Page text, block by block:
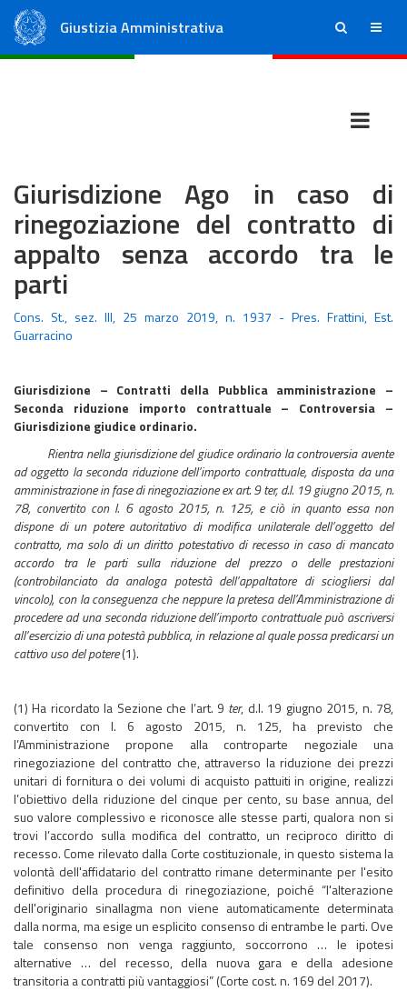
Giustizia Amministrativa ricerca menu
Giurisdizione Ago in caso di
rinegoziazione del contratto di
appalto senza accordo tra le
parti
Cons. St., sez. III, 25 marzo 2019, n. 1937 - Pres. Frattini, Est.
Guarracino
Giurisdizione – Contratti della Pubblica amministrazione –
Seconda riduzione importo contrattuale – Controversia –
Giurisdizione giudice ordinario.
Rientra nella giurisdizione del giudice ordinario la controversia avente
ad oggetto la seconda riduzione dell’importo contrattuale, disposta da una
amministrazione in fase di rinegoziazione ex art. 9 ter, d.l. 19 giugno 2015, n.
78, convertito con l. 6 agosto 2015, n. 125, e ciò in quanto essa non
dispone di un potere autoritativo di modifica unilaterale dell’oggetto del
contratto, ma solo di un diritto potestativo di recesso in caso di mancato
accordo tra le parti sulla riduzione del prezzo o delle prestazioni
(controbilanciato da analoga potestà dell’appaltatore di sciogliersi dal
vincolo), con la conseguenza che neppure la pretesa dell’Amministrazione di
procedere ad una seconda riduzione dell’importo contrattuale può ascriversi
all’esercizio di una potestà pubblica, in relazione al quale possa predicarsi un
cattivo uso del potere(1).
(1) Ha ricordato la Sezione che l’art. 9 ter, d.l. 19 giugno 2015, n. 78,
convertito con l. 6 agosto 2015, n. 125, ha previsto che
l’Amministrazione propone alla controparte negoziale una
rinegoziazione del contratto che, attraverso la riduzione dei prezzi
unitari di fornitura o dei volumi di acquisto pattuiti in origine, realizzi
l’obiettivo della riduzione del cinque per cento, su base annua, del
suo valore complessivo e riconosce alle stesse parti, qualora non si
trovi l’accordo sulla modifica del contratto, un reciproco diritto di
recesso. Come rilevato dalla Corte costituzionale, in questo sistema la
volontà dell'affidatario del contratto rimane determinante per l'esito
definitivo della procedura di rinegoziazione, poiché “l'alterazione
dell'originario sinallagma non viene automaticamente determinata
dalla norma, ma esige un esplicito consenso di entrambe le parti. Ove
tale consenso non venga raggiunto, soccorrono … le ipotesi
alternative … del recesso, della nuova gara e della adesione
transitoria a contratti più vantaggiosi” (Corte cost. n. 169 del 2017).